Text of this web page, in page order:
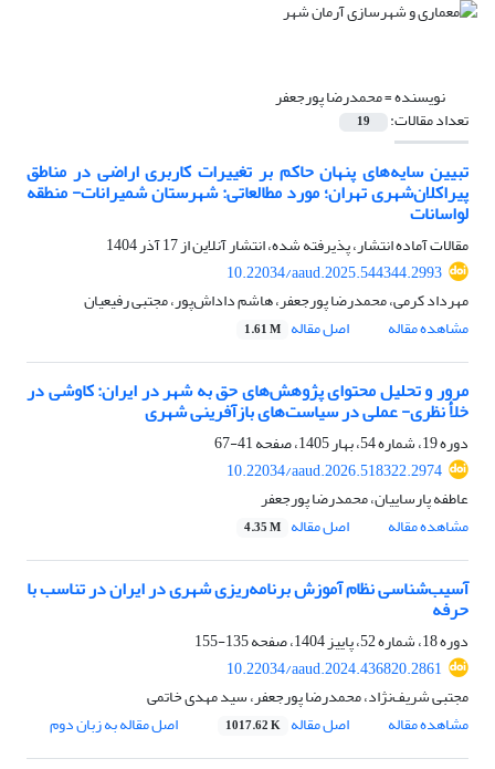
نویسنده =محمدرضا پورجعفر
تعداد مقالات: 19
تبیین سایه‌های پنهان حاکم بر تغییرات کاربری اراضی در مناطق
پیراکلان‌شهری تهران؛ مورد مطالعاتی: شهرستان شمیرانات- منطقه
لواسانات
مقالات آماده انتشار، پذیرفته شده، انتشار آنلاین از17 آذر 1404
10.22034/aaud.2025.544344.2993
مهرداد کرمی، محمدرضا پورجعفر، هاشم داداش‌پور، مجتبی رفیعیان
مشاهده مقاله
اصل مقاله 1.61 M
مرور و تحلیل محتوای پژوهش‌های حق به شهر در ایران: کاوشی در
خلأ نظری- عملی در سیاست‌های بازآفرینی شهری
دوره 19، شماره 54، بهار 1405، صفحه
41-67
10.22034/aaud.2026.518322.2974
عاطفه پارساییان، محمدرضا پورجعفر
مشاهده مقاله
اصل مقاله 4.35 M
آسیب‌شناسی نظام آموزش برنامه‌ریزی شهری در ایران در تناسب با
حرفه
دوره 18، شماره 52، پاییز 1404، صفحه
135-155
10.22034/aaud.2024.436820.2861
مجتبی شریف‌نژاد، محمدرضا پورجعفر، سید مهدی خاتمی
مشاهده مقاله
اصل مقاله 1017.62 K اصل مقاله به زبان دوم